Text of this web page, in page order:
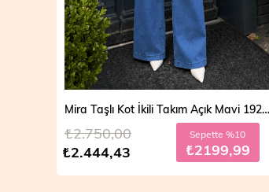
Mira Taşlı Kot İkili Takım Koyu Mavi 19286
₺2.444,43
₺2.750,00 Sepette %10
₺2199,99